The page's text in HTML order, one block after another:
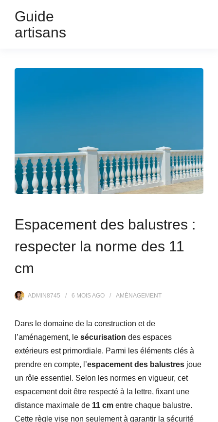
Guide
artisans
Espacement des balustres :
respecter la norme des 11
cm
ADMIN8745 6 MOISAGO AMÉNAGEMENT
Dans le domaine de la construction et de
l’aménagement, le sécurisation des espaces
extérieurs est primordiale. Parmi les éléments clés à
prendre en compte, l’espacement des balustres joue
un rôle essentiel. Selon les normes en vigueur, cet
espacement doit être respecté à la lettre, fixant une
distance maximale de 11 cm entre chaque balustre.
Cette règle vise non seulement à garantir la sécurité